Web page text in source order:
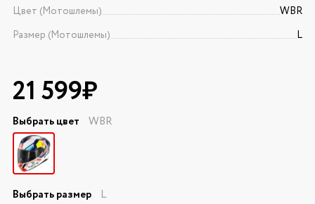
Цвет (Мотошлемы)
WBR
Размер (Мотошлемы)
L
21 599₽
Выбрать цвет WBR
Выбрать размер L